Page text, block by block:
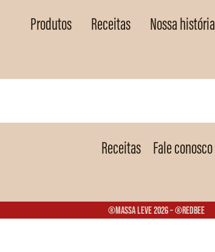
Produtos Receitas Nossa história
Receitas Fale conosco
®Massa Leve 2026 – ®Redbee